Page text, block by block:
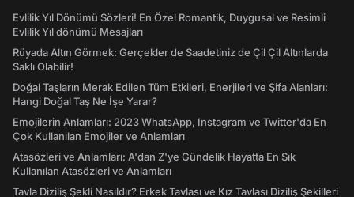
Evlilik Yıl Dönümü Sözleri! En Özel Romantik, Duygusal ve Resimli
Evlilik Yıl dönümü Mesajları
Rüyada Altın Görmek: Gerçekler de Saadetiniz de Çil Çil Altınlarda
Saklı Olabilir!
Doğal Taşların Merak Edilen Tüm Etkileri, Enerjileri ve Şifa Alanları:
Hangi Doğal Taş Ne İşe Yarar?
Emojilerin Anlamları: 2023 WhatsApp, Instagram ve Twitter'da En
Çok Kullanılan Emojiler ve Anlamları
Atasözleri ve Anlamları: A'dan Z'ye Gündelik Hayatta En Sık
Kullanılan Atasözleri ve Anlamları
Tavla Diziliş Şekli Nasıldır? Erkek Tavlası ve Kız Tavlası Diziliş Şekilleri